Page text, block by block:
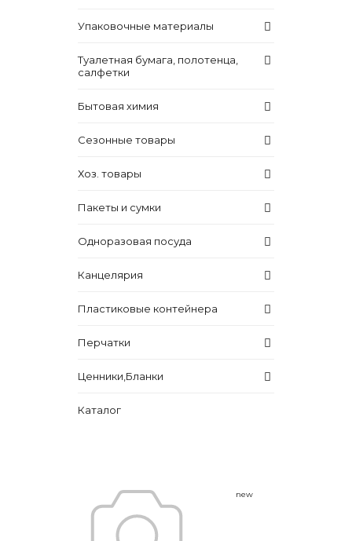
Упаковочные материалы
Туалетная бумага, полотенца,
салфетки
Бытовая химия
Сезонные товары
Хоз. товары
Пакеты и сумки
Одноразовая посуда
Канцелярия
Пластиковые контейнера
Перчатки
Ценники,Бланки
Каталог
new